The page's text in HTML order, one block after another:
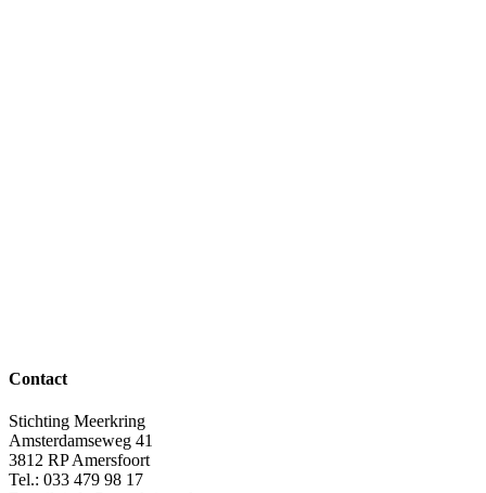
Contact
Stichting Meerkring
Amsterdamseweg 41
3812 RP Amersfoort
Tel.: 033 479 98 17